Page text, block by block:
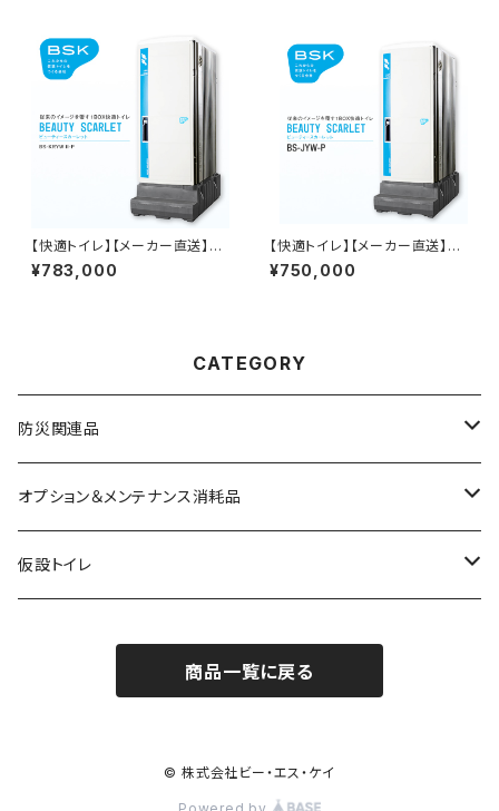
【快適トイレ】【メーカー直送】
【受注生産】簡易水洗式タンク一
体型洋式トイレ（手洗い付）オー
¥783,000
【快適トイレ】【メーカー直送】
【受注生産】簡易水洗洗浄循環
式タンク一体型洋式トイレ（手洗
¥750,000
CATEGORY
防災関連品
抗菌コーティングスプレー
水のいらないハンドウォッシュ
オプション＆メンテナンス消耗品
消臭シート
仮設トイレ
商品一覧に戻る
© 株式会社ビー・エス・ケイ